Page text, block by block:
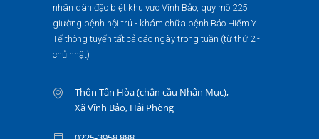
nhân dân đặc biệt khu vực Vĩnh Bảo, quy mô 225
giường bệnh nội trú - khám chữa bệnh Bảo Hiểm Y
Tế thông tuyến tất cả các ngày trong tuần (từ thứ 2 -
chủ nhật)
Thôn Tân Hòa (chân cầu Nhân Mục),
Xã Vĩnh Bảo, Hải Phòng